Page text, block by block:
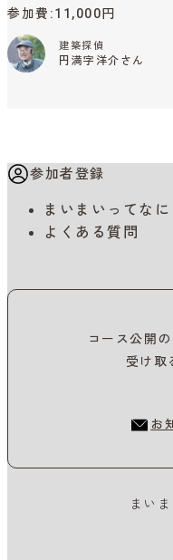
参加費 11,000円
建築探偵
円満字洋介さん
参加者登録
まいまいってなに
よくある質問
コース公開
受け取
お
まい